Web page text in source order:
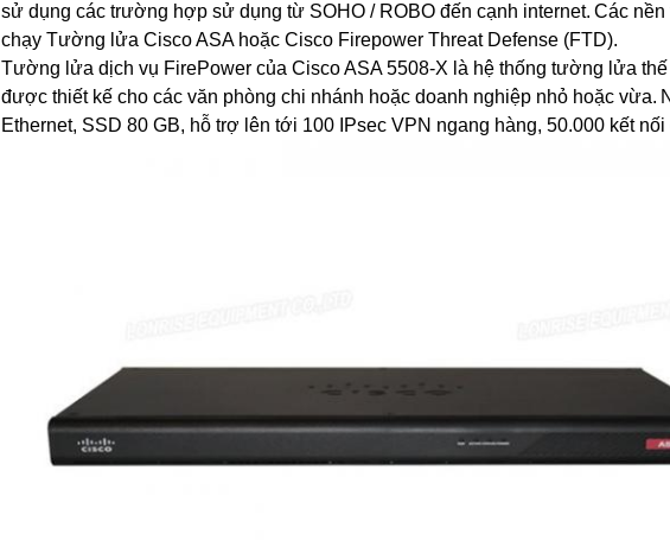
sử dụng các trường hợp sử dụng từ SOHO / ROBO đến cạnh internet. Các nền
chạy Tường lửa Cisco ASA hoặc Cisco Firepower Threat Defense (FTD).
Tường lửa dịch vụ FirePower của Cisco ASA 5508-X là hệ thống tường lửa
được thiết kế cho các văn phòng chi nhánh hoặc doanh nghiệp nhỏ hoặc vừa.
Ethernet, SSD 80 GB, hỗ trợ lên tới 100 IPsec VPN ngang hàng, 50.000 kết